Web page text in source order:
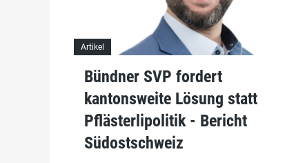
Artikel
Bündner SVP fordert
kantonsweite Lösung statt
Pflästerlipolitik - Bericht
Südostschweiz